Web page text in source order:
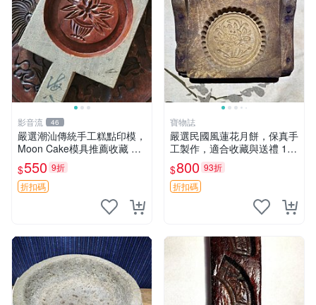
影音流 46
嚴選潮汕傳統手工糕點印模，
Moon Cake模具推薦收藏 月
糕 糕點 模具
$550 9折
折扣碼
寶物誌
嚴選民國風蓮花月餅，保真手
工製作，適合收藏與送禮 12x
9.5cm 蓮花月餅 古典 飲食
$800 93折
折扣碼